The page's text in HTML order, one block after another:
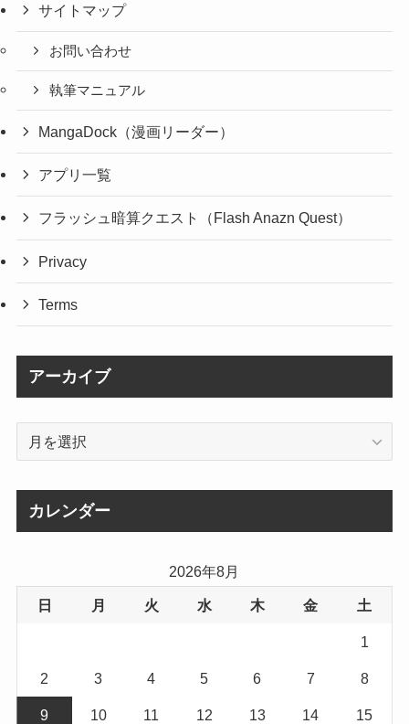
サイトマップ
お問い合わせ
執筆マニュアル
MangaDock（漫画リーダー）
アプリ一覧
フラッシュ暗算クエスト（Flash Anazn Quest）
Privacy
Terms
アーカイブ
カレンダー
2026年8月
日 月 火 水 木 金 土
1
2 3 4 5 6 7 8
9 10 11 12 13 14 15